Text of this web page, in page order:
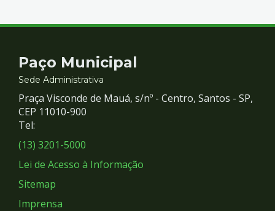
Contato
e
Redes
Sociais
Paço Municipal
Sede Administrativa
Praça Visconde de Mauá, s/nº - Centro, Santos - SP,
CEP 11010-900
Tel:
(13) 3201-5000
Lei de Acesso à Informação
Sitemap
Imprensa